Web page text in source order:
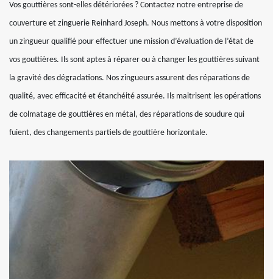
Vos gouttières sont-elles détériorées ? Contactez notre entreprise de
couverture et zinguerie Reinhard Joseph. Nous mettons à votre disposition
un zingueur qualifié pour effectuer une mission d’évaluation de l’état de
vos gouttières. Ils sont aptes à réparer ou à changer les gouttières suivant
la gravité des dégradations. Nos zingueurs assurent des réparations de
qualité, avec efficacité et étanchéité assurée. Ils maitrisent les opérations
de colmatage de gouttières en métal, des réparations de soudure qui
fuient, des changements partiels de gouttière horizontale.